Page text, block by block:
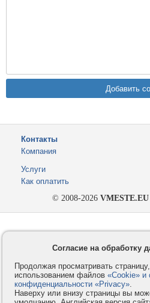
Контакты
Компания
Услуги
Как оплатить
© 2008-2026 VMESTE.EU
Согласие на обработку
Продолжая просматривать
использованием файлов «Cookie» и
конфиденциальности «Privacy».
Наверху или внизу страницы вы